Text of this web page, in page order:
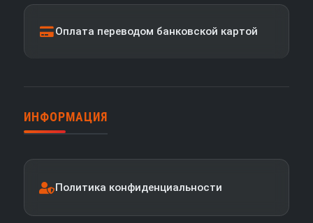
Оплата переводом банковской картой
ИНФОРМАЦИЯ
Политика конфиденциальности